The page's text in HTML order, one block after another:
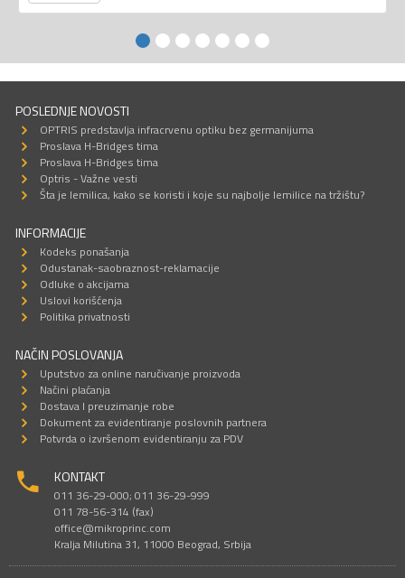
POSLEDNJE NOVOSTI
OPTRIS predstavlja infracrvenu optiku bez germanijuma
Proslava H-Bridges tima
Proslava H-Bridges tima
Optris - Važne vesti
Šta je lemilica, kako se koristi i koje su najbolje lemilice na tržištu?
INFORMACIJE
Kodeks ponašanja
Odustanak-saobraznost-reklamacije
Odluke o akcijama
Uslovi korišćenja
Politika privatnosti
NAČIN POSLOVANJA
Uputstvo za online naručivanje proizvoda
Načini plaćanja
Dostava I preuzimanje robe
Dokument za evidentiranje poslovnih partnera
Potvrda o izvršenom evidentiranju za PDV
KONTAKT
011 36-29-000; 011 36-29-999
011 78-56-314 (fax)
office@mikroprinc.com
Kralja Milutina 31, 11000 Beograd, Srbija